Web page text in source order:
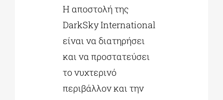
Η αποστολή της
DarkSky International
είναι να διατηρήσει
και να προστατεύσει
το νυχτερινό
περιβάλλον και την